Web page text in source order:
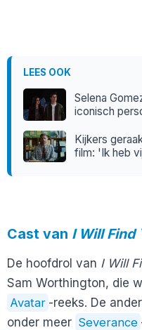
LEES OOK
Selena
iconisch
Kijkers
film: 'Ik heb
Cast van I Will Find
De hoofdrol van I Will
Sam Worthington, die
Avatar -reeks. De
onder meer Severance